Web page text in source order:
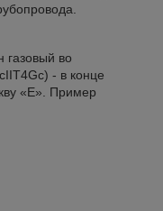
газовый во
- в конце
«E». Пример